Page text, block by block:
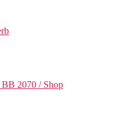
2070 / Shop